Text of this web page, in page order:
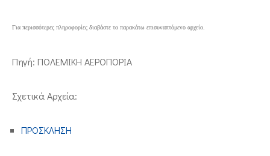
ΕΠΙΚΑΙΡΟΤΗΤΑ
ΕΠΙΚΟΙΝΩΝΙΑ
Για περισσότερες πληροφορίες διαβάστε το παρακάτω επισυναπτόμενο αρχείο.
Πηγή: ΠΟΛΕΜΙΚΗ ΑΕΡΟΠΟΡΙΑ
Σχετικά Αρχεία:
ΠΡΟΣΚΛΗΣΗ